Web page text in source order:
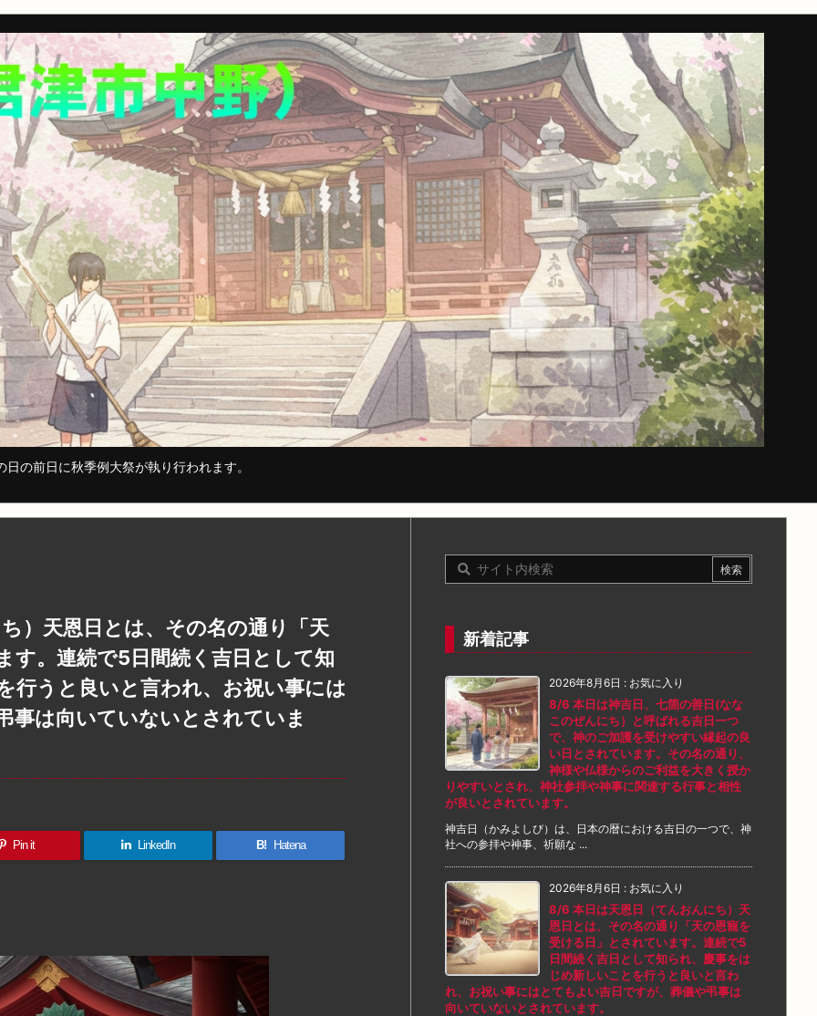
の前日に秋季例大祭が執り行われます。
）天恩日とは、その名の通り「天
す。連続で5日間続く吉日として知
行うと良いと言われ、お祝い事には
事は向いていないとされていま
Pin it LinkedIn B! Hatena
新着記事
2026年8月6日 : お気に入り
8/6 本日は神吉日、七箇の善日(なな
このぜんにち）と呼ばれる吉日一つ
で、神のご加護を受けやすい縁起の良
い日とされています。その名の通り、
神様や仏様からのご利益を大きく授か
りやすいとされ、神社参拝や神事に関連する行事と相性
が良いとされています。
神吉日（かみよしび）は、日本の暦における吉日の一つで、神
社への参拝や神事、祈願な ...
2026年8月6日 : お気に入り
8/6 本日は天恩日（てんおんにち）天
恩日とは、その名の通り「天の恩寵を
受ける日」とされています。連続で5
日間続く吉日として知られ、慶事をは
じめ新しいことを行うと良いと言わ
れ、お祝い事にはとてもよい吉日ですが、葬儀や弔事は
向いていないとされています。